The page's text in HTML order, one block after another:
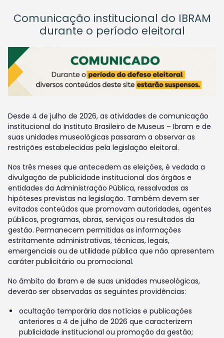
Comunicação institucional do IBRAM
durante o período eleitoral
Desde 4 de julho de 2026, as atividades de comunicação
institucional do Instituto Brasileiro de Museus – Ibram e de
suas unidades museológicas passaram a observar as
restrições estabelecidas pela legislação eleitoral.
Nos três meses que antecedem as eleições, é vedada a
divulgação de publicidade institucional dos órgãos e
entidades da Administração Pública, ressalvadas as
hipóteses previstas na legislação. Também devem ser
evitados conteúdos que promovam autoridades, agentes
públicos, programas, obras, serviços ou resultados da
gestão. Permanecem permitidas as informações
estritamente administrativas, técnicas, legais,
emergenciais ou de utilidade pública que não apresentem
caráter publicitário ou promocional.
No âmbito do Ibram e de suas unidades museológicas,
deverão ser observadas as seguintes providências:
ocultação temporária das notícias e publicações
anteriores a 4 de julho de 2026 que caracterizem
publicidade institucional ou promoção da gestão;